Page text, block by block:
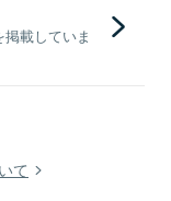
載していま
て